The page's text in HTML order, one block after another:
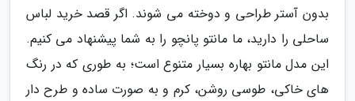
بدون آستر طراحی و دوخته می شوند. اگر قصد خرید لباس
ساحلی را دارید، ما مانتو پانچو را به شما پیشنهاد می کنیم.
این مدل مانتو بهاره بسیار متنوع است؛ به طوری که در رنگ
های خاکی، طوسی روشن، کرم و به صورت ساده و طرح دار